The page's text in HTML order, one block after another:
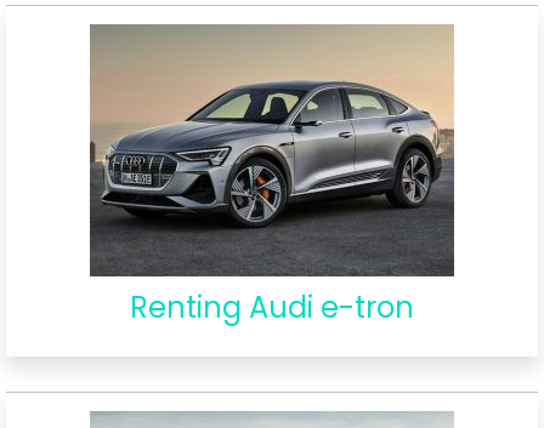
Renting Audi e-tron